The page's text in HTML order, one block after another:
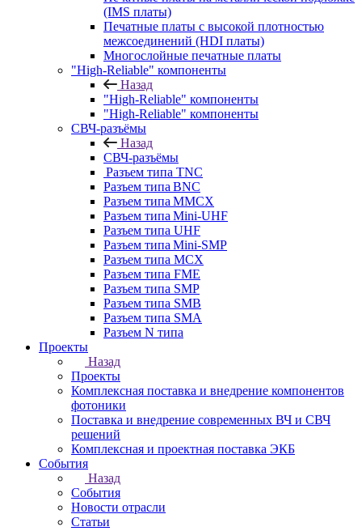
(IMS платы)
Печатные платы с высокой плотностью
межсоединений (HDI платы)
Многослойные печатные платы
"High-Reliable" компоненты
Назад
"High-Reliable" компоненты
"High-Reliable" компоненты
СВЧ-разъёмы
Назад
СВЧ-разъёмы
Разъем типа TNC
Разъем типа BNC
Разъем типа MMCX
Разъем типа Mini-UHF
Разъем типа UHF
Разъем типа Mini-SMP
Разъем типа MCX
Разъем типа FME
Разъем типа SMP
Разъем типа SMB
Разъем типа SMA
Разъем N типа
Проекты
Назад
Проекты
Комплексная поставка и внедрение компонентов
фотоники
Поставка и внедрение современных ВЧ и СВЧ
решений
Комплексная и проектная поставка ЭКБ
События
Назад
События
Новости отрасли
Статьи